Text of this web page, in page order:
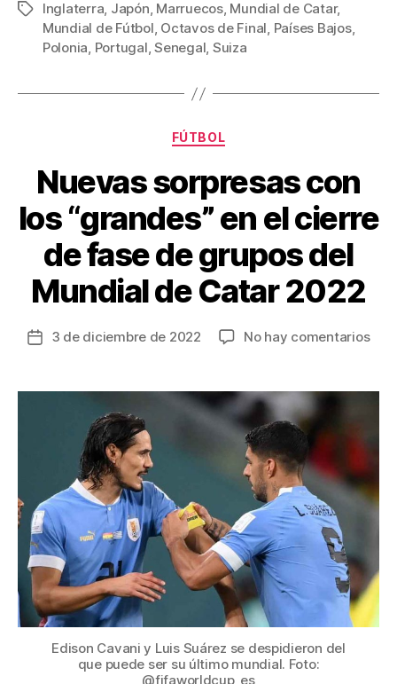
b
o
o
st ar
tir
Etiquetas
Inglaterra, Japón, Marruecos, Mundial de Catar,
Mundial de Fútbol, Octavos de Final, Países Bajos,
Polonia, Portugal,Senegal, Suiza
Categorías
FÚTBOL
Nuevas sorpresas con
los “grandes” en el cierre
de fase de grupos del
Mundial de Catar 2022
Fecha
entrada
3 de diciembre de 2022 No hay comentariosen
con
el
de
del
de
Edison Cavani y Luis Suárez se despidieron del
que puede ser su último mundial. Foto:
@fifaworldcup_es